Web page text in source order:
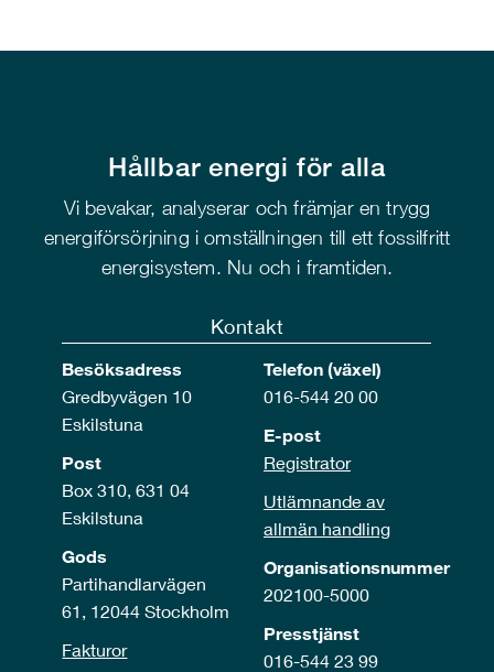
Hållbar energi för alla
Vi bevakar, analyserar och främjar en trygg
energiförsörjning i omställningen till ett fossilfritt
energisystem. Nu och i framtiden.
Kontakt
Besöksadress
Gredbyvägen 10
Eskilstuna
Post
Box 310, 631 04
Eskilstuna
Gods
Partihandlarvägen
61, 12044 Stockholm
Fakturor
Telefon (växel)
016-544 20 00
E-post
Registrator
Utlämnande av
allmän handling
Organisationsnummer
202100-5000
Presstjänst
016-544 23 99